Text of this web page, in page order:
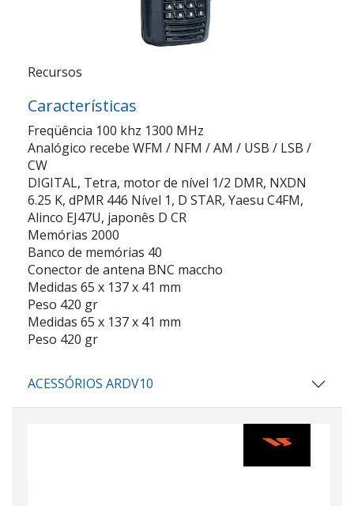
Recursos
Características
Freqüência 100 khz 1300 MHz
Analógico recebe WFM / NFM / AM / USB / LSB /
CW
DIGITAL, Tetra, motor de nível 1/2 DMR, NXDN
6.25 K, dPMR 446 Nível 1, D STAR, Yaesu C4FM,
Alinco EJ47U, japonês D CR
Memórias 2000
Banco de memórias 40
Conector de antena BNC maccho
Medidas 65 x 137 x 41 mm
Peso 420 gr
Medidas 65 x 137 x 41 mm
Peso 420 gr
ACESSÓRIOS ARDV10